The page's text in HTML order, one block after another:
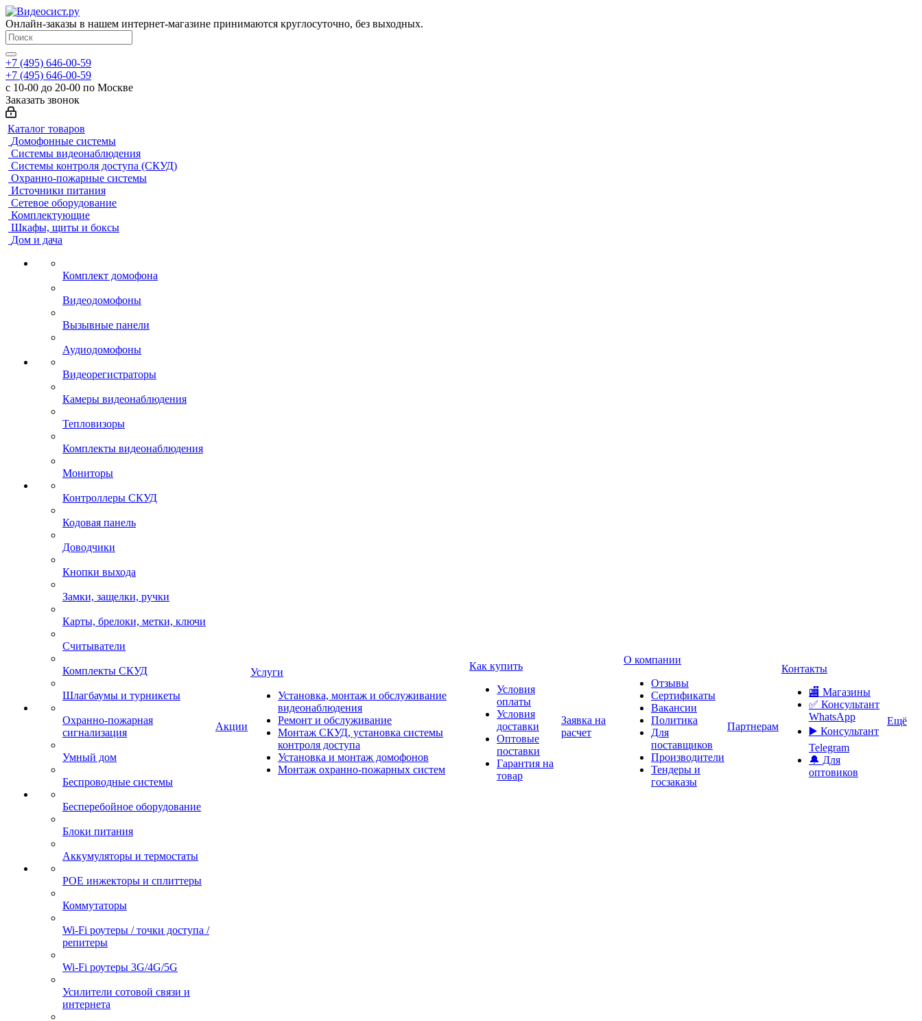
Онлайн-заказы в нашем интернет-магазине принимаются круглосуточно, без выходных.
+7 (495) 646-00-59
+7 (495) 646-00-59
с 10-00 до 20-00 по Москве
Заказать звонок
Каталог товаров
Домофонные системы
Системы видеонаблюдения
Системы контроля доступа (СКУД)
Охранно-пожарные системы
Источники питания
Сетевое оборудование
Комплектующие
Шкафы, щиты и боксы
Дом и дача
Комплект домофона
Видеодомофоны
Вызывные панели
Аудиодомофоны
Видеорегистраторы
Камеры видеонаблюдения
Тепловизоры
Комплекты видеонаблюдения
Мониторы
Контроллеры СКУД
Кодовая панель
Доводчики
Кнопки выхода
Замки, защелки, ручки
Карты, брелоки, метки, ключи
Считыватели
Комплекты СКУД
Шлагбаумы и турникеты
Охранно-пожарная
сигнализация
Умный дом
Беспроводные системы
Бесперебойное оборудование
Блоки питания
Аккумуляторы и термостаты
POE инжекторы и сплиттеры
Коммутаторы
Wi-Fi роутеры / точки доступа /
репитеры
Wi-Fi роутеры 3G/4G/5G
Усилители сотовой связи и
интернета
Акции
Услуги
Установка, монтаж и обслуживание
видеонаблюдения
Ремонт и обслуживание
Монтаж СКУД, установка системы
контроля доступа
Установка и монтаж домофонов
Монтаж охранно-пожарных систем
Как купить
Условия
оплаты
Условия
доставки
Оптовые
поставки
Гарантия на
товар
Заявка на
расчет
О компании
Отзывы
Сертификаты
Вакансии
Политика
Для
поставщиков
Производители
Тендеры и
госзаказы
Партнерам
Контакты
🏬 Магазины
✅️ Консультант
WhatsApp
▶️ Консультант
Telegram
🔔 Для
оптовиков
Ещё